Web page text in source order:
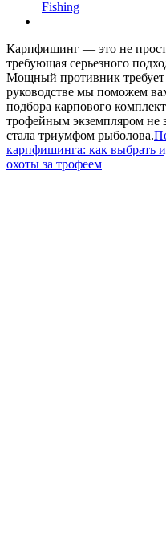
Fishing
Карпфишинг — это не
требующая серьезного
Мощный противник
руководстве мы поможем
подбора карпового
трофейным экземпляром не
стала триумфом рыболова.
карпфишинга: как выбрать
охоты за трофеем